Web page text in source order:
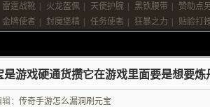
雷霆战靴 火龙盔佩 天使护腕 黑铁腰带
赞助点
金牌使者 封魔堡精 任务使者 狂暴之力 贴脸打
是游戏硬通货攒它在游戏里面要是想要炼
： 传奇手游怎么漏洞刷元宝